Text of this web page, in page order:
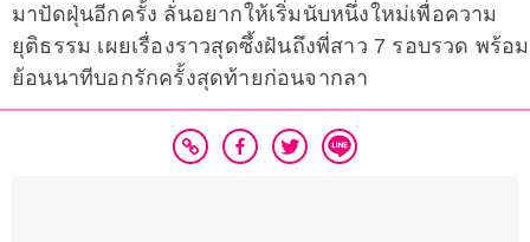
มาปัดฝุ่นอีกครั้ง ลั่นอยากให้เริ่มนับหนึ่งใหม่เพื่อความ
ยุติธรรม เผยเรื่องราวสุดซึ้งฝันถึงพี่สาว 7 รอบรวด พร้อม
ย้อนนาทีบอกรักครั้งสุดท้ายก่อนจากลา